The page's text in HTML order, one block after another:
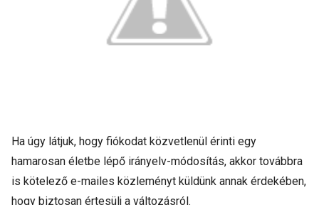
Ha úgy látjuk, hogy fiókodat közvetlenül érinti egy
hamarosan életbe lépő irányelv-módosítás, akkor továbbra
is kötelező e-mailes közleményt küldünk annak érdekében,
hogy biztosan értesülj a változásról.